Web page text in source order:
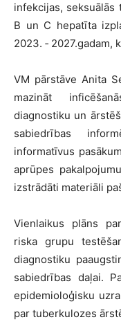
infekcijas,
B un C hepatīta
2023. ‑ 2027.gadam,
VM pārstāve Anita
mazināt
diagnostiku un
sabiedrības
informatīvus
aprūpes
izstrādāti materiāli
Vienlaikus plāns
riska grupu
diagnostiku
sabiedrības daļai.
epidemioloģisku
par tuberkulozes